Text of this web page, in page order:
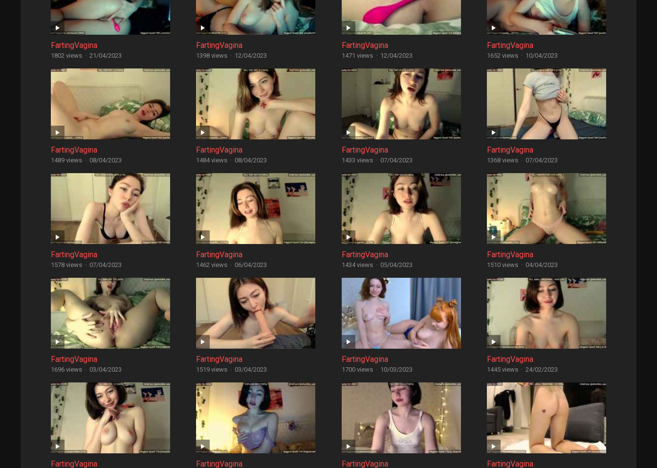
FartingVagina
1802 views · 21/04/2023
FartingVagina
1398 views · 12/04/2023
FartingVagina
1471 views · 12/04/2023
FartingVagina
1652 views · 10/04/2023
FartingVagina
1489 views · 08/04/2023
FartingVagina
1484 views · 08/04/2023
FartingVagina
1433 views · 07/04/2023
FartingVagina
1368 views · 07/04/2023
FartingVagina
1578 views · 07/04/2023
FartingVagina
1462 views · 06/04/2023
FartingVagina
1434 views · 05/04/2023
FartingVagina
1510 views · 04/04/2023
FartingVagina
1696 views · 03/04/2023
FartingVagina
1519 views · 03/04/2023
FartingVagina
1700 views · 10/03/2023
FartingVagina
1445 views · 24/02/2023
FartingVagina FartingVagina FartingVagina FartingVagina